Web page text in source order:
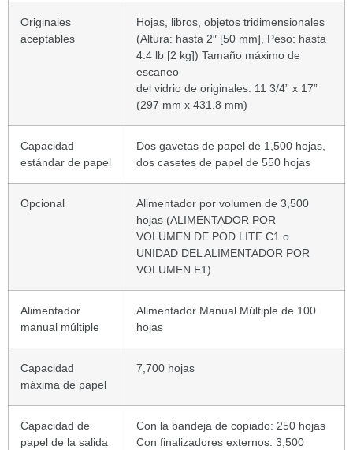
Originales
aceptables
Hojas, libros, objetos tridimensionales
(Altura: hasta 2″ [50 mm], Peso: hasta
4.4 lb [2 kg]) Tamaño máximo de
escaneo
del vidrio de originales: 11 3/4” x 17”
(297 mm x 431.8 mm)
Capacidad
estándar de papel
Dos gavetas de papel de 1,500 hojas,
dos casetes de papel de 550 hojas
Opcional
Alimentador por volumen de 3,500
hojas (ALIMENTADOR POR
VOLUMEN DE POD LITE C1 o
UNIDAD DEL ALIMENTADOR POR
VOLUMEN E1)
Alimentador
manual múltiple
Alimentador Manual Múltiple de 100
hojas
Capacidad
máxima de papel
7,700 hojas
Capacidad de
papel de la salida
Con la bandeja de copiado: 250 hojas
Con finalizadores externos: 3,500